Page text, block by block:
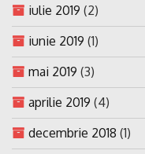
iulie 2019 (2)
iunie 2019 (1)
mai 2019 (3)
aprilie 2019 (4)
decembrie 2018 (1)